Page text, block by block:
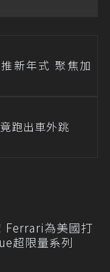
新年式 聚焦加
跑出車外跳
Ferrari為美國打
超限量系列